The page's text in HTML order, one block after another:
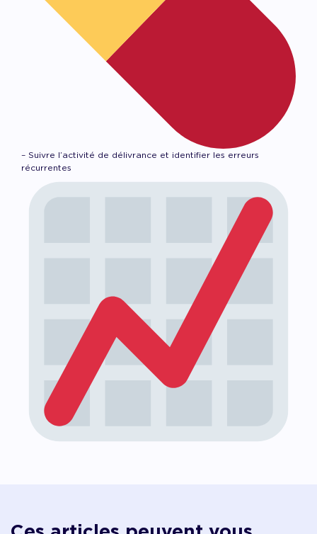
– Suivre l’activité de délivrance et identifier les erreurs
récurrentes